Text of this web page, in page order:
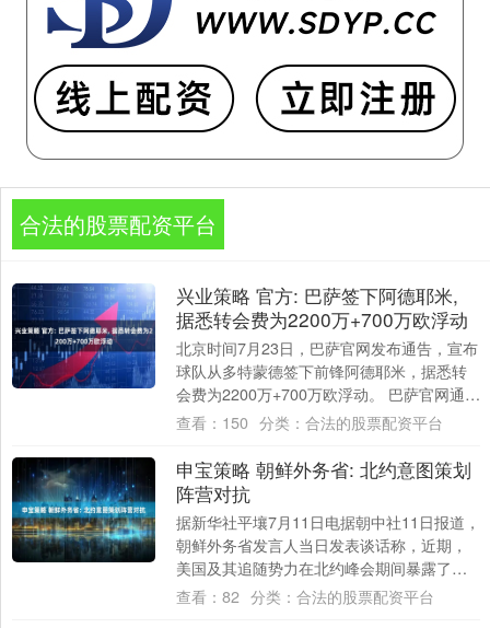
合法的股票配资平台
兴业策略 官方: 巴萨签下阿德耶米,
据悉转会费为2200万+700万欧浮动
北京时间7月23日，巴萨官网发布通告，宣布
球队从多特蒙德签下前锋阿德耶米，据悉转
会费为2200万+700万欧浮动。 巴萨官网通
告： 巴塞罗那足球俱乐部与多特蒙德....
查看： 150 分类： 合法的股票配资平台
申宝策略 朝鲜外务省: 北约意图策划
阵营对抗
据新华社平壤7月11日电据朝中社11日报道，
朝鲜外务省发言人当日发表谈话称，近期，
美国及其追随势力在北约峰会期间暴露了策
划阵营对抗的意图，破坏欧洲安全环境，并
查看： 82 分类： 合法的股票配资平台